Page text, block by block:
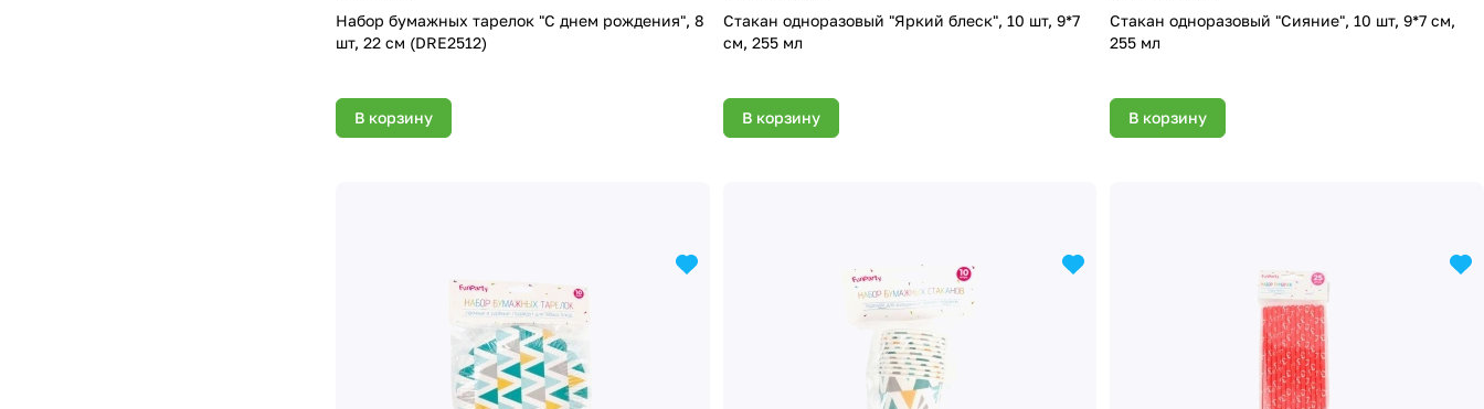
Набор бумажных тарелок "С днем рождения", 8
шт, 22 см (DRE2512)
В корзину
Стакан одноразовый "Яркий блеск", 10 шт, 9*7
см, 255 мл
В корзину
Стакан одноразовый "Сияние", 10 шт, 9*7 см,
255 мл
В корзину